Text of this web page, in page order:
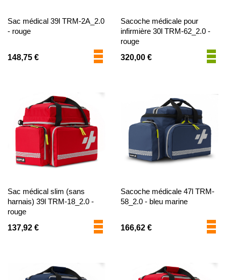
Sac médical 39l TRM-2A_2.0
- rouge
148,75 €
Sacoche médicale pour
infirmière 30l TRM-62_2.0 -
rouge
320,00 €
Sac médical slim (sans
harnais) 39l TRM-18_2.0 -
rouge
137,92 €
Sacoche médicale 47l TRM-
58_2.0 - bleu marine
166,62 €